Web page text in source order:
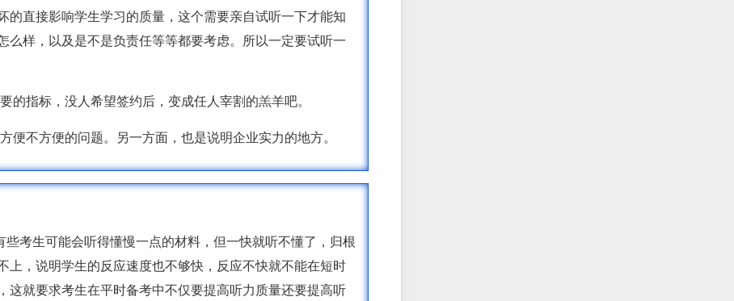
的直接影响学生学习的质量，这个需要亲自试听一下才能知
么样，以及是不是负责任等等都要考虑。所以一定要试听一
的指标，没人希望签约后，变成任人宰割的羔羊吧。
便不方便的问题。另一方面，也是说明企业实力的地方。
考生可能会听得懂慢一点的材料，但一快就听不懂了，归根
上，说明学生的反应速度也不够快，反应不快就不能在短时
这就要求考生在平时备考中不仅要提高听力质量还要提高听